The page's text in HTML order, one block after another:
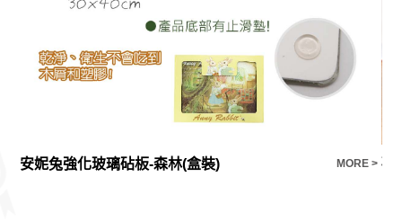
安妮兔強化玻璃砧板-森林(盒裝) MORE > 矽